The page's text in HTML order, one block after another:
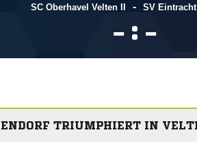
SC Oberhavel Velten II
- SV Eintracht
 : 
TRIUMPHIERT IN